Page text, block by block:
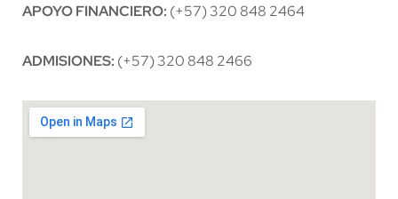
APOYO FINANCIERO: (+57) 320 848 2464
ADMISIONES: (+57) 320 848 2466